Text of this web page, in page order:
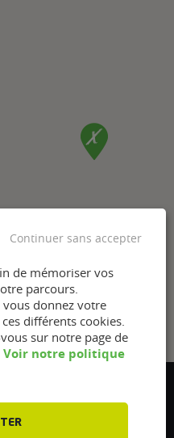
de mémoriser vos
parcours.
vous donnez votre
différents cookies.
sur notre page de
Voir notre politique
Continuer sans accepter